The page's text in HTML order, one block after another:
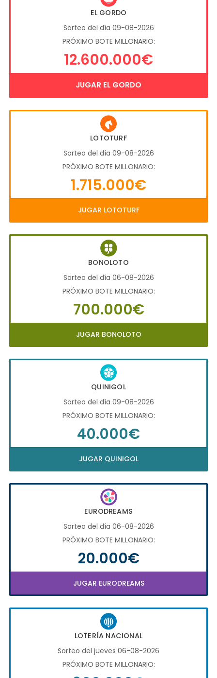
EL GORDO
Sorteo del día 09-08-2026
PRÓXIMO BOTE MILLONARIO:
12.600.000€
JUGAR EL GORDO
LOTOTURF
Sorteo del día 09-08-2026
PRÓXIMO BOTE MILLONARIO:
1.715.000€
JUGAR LOTOTURF
BONOLOTO
Sorteo del día 06-08-2026
PRÓXIMO BOTE MILLONARIO:
700.000€
JUGAR BONOLOTO
QUINIGOL
Sorteo del día 09-08-2026
PRÓXIMO BOTE MILLONARIO:
40.000€
JUGAR QUINIGOL
EURODREAMS
Sorteo del día 06-08-2026
PRÓXIMO BOTE MILLONARIO:
20.000€
JUGAR EURODREAMS
LOTERÍA NACIONAL
Sorteo del jueves 06-08-2026
PRÓXIMO BOTE MILLONARIO: